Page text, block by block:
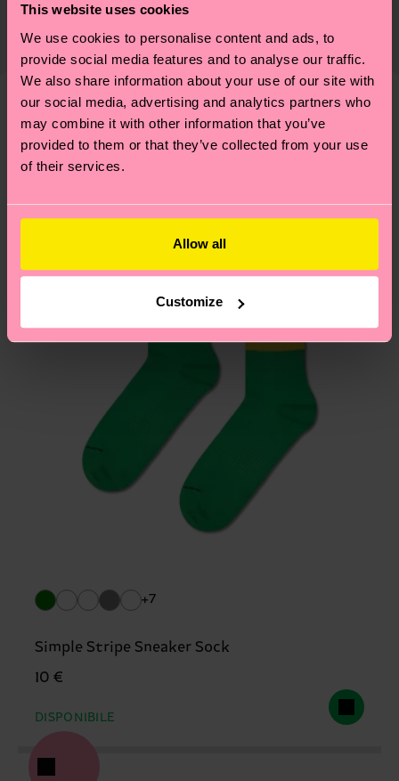
This website uses cookies
We use cookies to personalise content and ads, to
provide social media features and to analyse our traffic.
We also share information about your use of our site with
our social media, advertising and analytics partners who
may combine it with other information that you’ve
provided to them or that they’ve collected from your use
of their services.
Allow all
Customize
emissioni, amore per i calzini… e tantissime altre
piccole-grandi scelte responsabili! Vuoi scoprire
tutti i nostri segreti (e qualche dritta utile)? Dai
un’occhiata alla nostra pagina sulla sostenibilità
Il tempo di consegna stimato per Italia dalla data
di spedizione è di 5-8 giorni lavorativi. Tieni
presente che si tratta solo di una stima: la
consegna effettiva dipende dai servizi postali
locali.
Hai domande sui resi? Visita la nostra pagina
Secondo noi, ti piaceràPattern simili
+7
Simple Stripe Sneaker Sock
10 €
DISPONIBILE